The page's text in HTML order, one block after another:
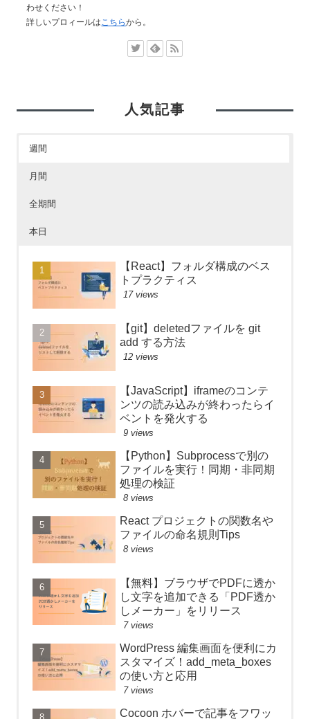
わせください！
詳しいプロィールは こちらから。
人気記事
週間
月間
全期間
本日
【React】フォルダ構成のベス
トプラクティス
17 views
【git】deletedファイルを git
add する方法
12 views
【JavaScript】iframeのコンテ
ンツの読み込みが終わったらイ
ベントを発火する
9 views
【Python】Subprocessで別の
ファイルを実行！同期・非同期
処理の検証
8 views
React プロジェクトの関数名や
ファイルの命名規則Tips
8 views
【無料】ブラウザでPDFに透か
し文字を追加できる「PDF透か
しメーカー」をリリース
7 views
WordPress 編集画面を便利にカ
スタマイズ！add_meta_boxes
の使い方と応用
7 views
Cocoon ホバーで記事をフワッ